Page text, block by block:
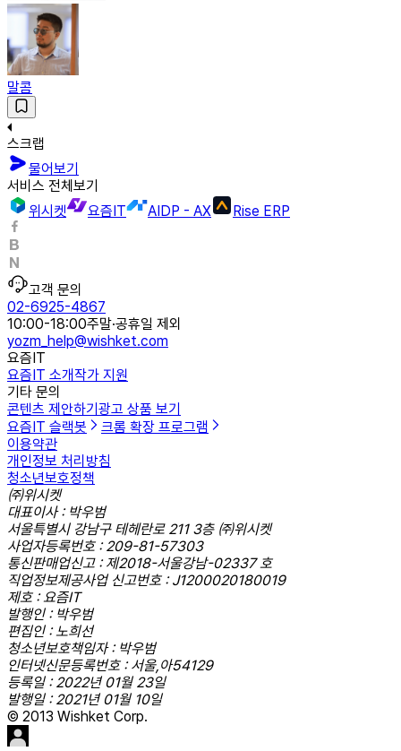
말콤
스크랩
물어보기
서비스 전체보기
위시켓
요즘IT AIDP - AX Rise ERP
고객 문의
02-6925-4867
10:00-18:00주말·공휴일 제외
yozm_help@wishket.com
요즘IT
요즘IT 소개작가 지원
기타 문의
콘텐츠 제안하기 광고 상품 보기
요즘IT 슬랙봇
크롬 확장 프로그램
이용약관
개인정보 처리방침
청소년보호정책
㈜위시켓
대표이사 : 박우범
서울특별시 강남구 테헤란로 211 3층 ㈜위시켓
사업자등록번호 : 209-81-57303
통신판매업신고 : 제2018-서울강남-02337 호
직업정보제공사업 신고번호 : J1200020180019
제호 : 요즘IT
발행인 : 박우범
편집인 : 노희선
청소년보호책임자 : 박우범
인터넷신문등록번호 : 서울,아54129
등록일 : 2022년 01월 23일
발행일 : 2021년 01월 10일
© 2013 Wishket Corp.